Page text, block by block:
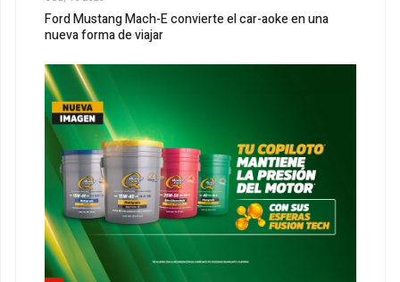
Ford Mustang Mach-E convierte el car-aoke en una
nueva forma de viajar